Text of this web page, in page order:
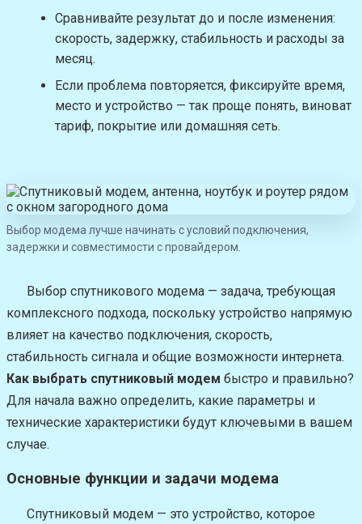
Сравнивайте результат до и после изменения:
скорость, задержку, стабильность и расходы за
месяц.
Если проблема повторяется, фиксируйте время,
место и устройство — так проще понять, виноват
тариф, покрытие или домашняя сеть.
Выбор модема лучше начинать с условий подключения,
задержки и совместимости с провайдером.
Выбор спутникового модема — задача, требующая
комплексного подхода, поскольку устройство напрямую
влияет на качество подключения, скорость,
стабильность сигнала и общие возможности интернета.
Как выбрать спутниковый модем быстро и правильно?
Для начала важно определить, какие параметры и
технические характеристики будут ключевыми в вашем
случае.
Основные функции и задачи модема
Спутниковый модем — это устройство, которое